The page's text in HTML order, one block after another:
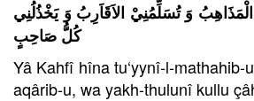
وَ تُسَلِّمُنِيْ الاَقَاَرِبُ وَ يَخْذُلُنِي
كُلُّ صَاحِبٍ
Yâ Kahfî hîna tu‘yynî-l-
aqârib-u, wa yakh-thulunî kullu